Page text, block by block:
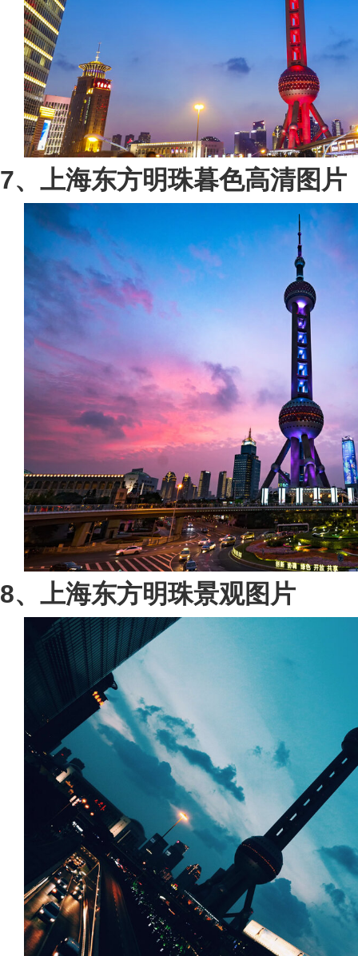
7、上海东方明珠暮色高清图片
8、上海东方明珠景观图片